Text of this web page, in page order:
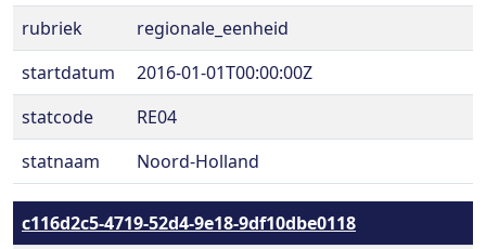
rubriek
regionale_eenheid
startdatum
2016-01-01T00:00:00Z
statcode
RE04
statnaam
Noord-Holland
c116d2c5-4719-52d4-9e18-9df10dbe0118